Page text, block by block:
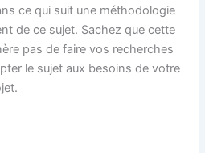
ce qui suit une méthodologie
de ce sujet. Sachez que cette
pas de faire vos recherches
le sujet aux besoins de votre